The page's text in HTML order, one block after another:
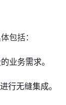
包括：
业务需求。
行无缝集成。